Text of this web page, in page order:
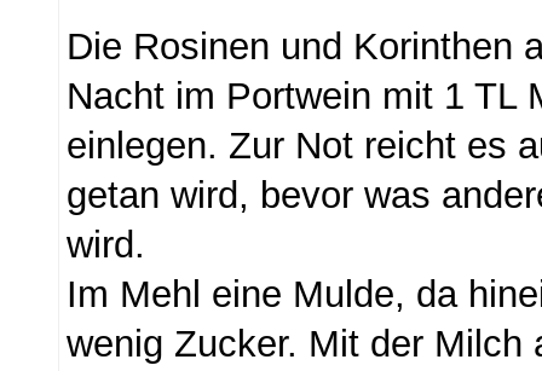
Die Rosinen und Korinthen
Nacht im Portwein mit 1 TL
einlegen. Zur Not reicht es
getan wird, bevor was
wird.
Im Mehl eine Mulde, da
wenig Zucker. Mit der Milch